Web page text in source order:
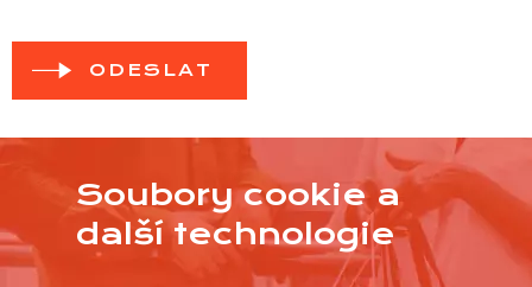
ODESLAT
Soubory cookie a
další technologie